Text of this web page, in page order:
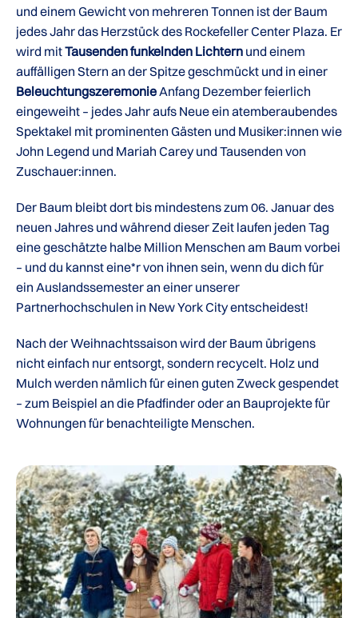
und einem Gewicht von mehreren Tonnen ist der Baum
jedes Jahr das Herzstück des Rockefeller Center Plaza. Er
wird mitTausenden funkelnden Lichtern und einem
auffälligen Stern an der Spitze geschmückt und in einer
BeleuchtungszeremonieAnfang Dezember feierlich
eingeweiht – jedes Jahr aufs Neue ein atemberaubendes
Spektakel mit prominenten Gästen und Musiker:innen wie
John Legend und Mariah Carey und Tausenden von
Zuschauer:innen.
Der Baum bleibt dort bis mindestens zum 06. Januar des
neuen Jahres und während dieser Zeit laufen jeden Tag
eine geschätzte halbe Million Menschen am Baum vorbei
– und du kannst eine*r von ihnen sein, wenn du dich für
ein Auslandssemester an einer unserer
Partnerhochschulen in New York City entscheidest!
Nach der Weihnachtssaison wird der Baum übrigens
nicht einfach nur entsorgt, sondern recycelt. Holz und
Mulch werden nämlich für einen guten Zweck gespendet
– zum Beispiel an die Pfadfinder oder an Bauprojekte für
Wohnungen für benachteiligte Menschen.